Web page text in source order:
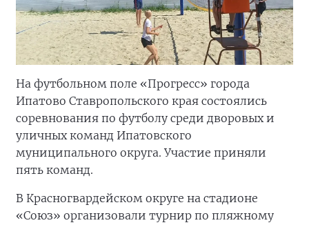
На футбольном поле «Прогресс» города
Ипатово Ставропольского края состоялись
соревнования по футболу среди дворовых и
уличных команд Ипатовского
муниципального округа. Участие приняли
пять команд.
В Красногвардейском округе на стадионе
«Союз» организовали турнир по пляжному